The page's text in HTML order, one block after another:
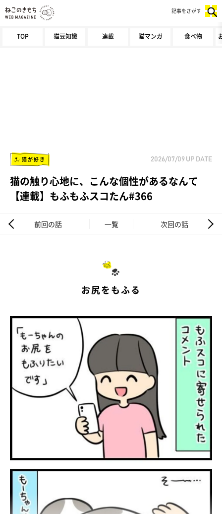
TOP 猫豆知識 連載 猫マンガ 食べ物
記事をさがす
猫が好き 2026/07/09 UP DATE
猫の触り心地に、こんな個性があるなんて
【連載】もふもふスコたん#366
前回の話 一覧 次回の話
お尻をもふる